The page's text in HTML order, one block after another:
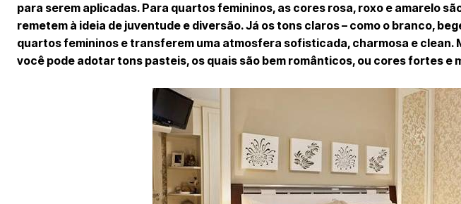
para serem aplicadas. Para quartos femininos, as cores rosa, roxo e amarelo
remetem à ideia de juventude e diversão. Já os tons claros – como o branco,
quartos femininos e transferem uma atmosfera sofisticada, charmosa e clean.
você pode adotar tons pasteis, os quais são bem românticos, ou cores fortes e